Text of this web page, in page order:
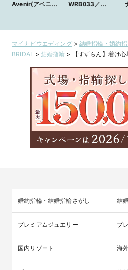
Avenir(アベニー
WRB033／
マイナビウエディング>結婚指輪・婚約
BRIDAL > 結婚指輪 > 【すずらん】着け
婚約指輪・結婚指輪さがし 結
プレミアムジュエリー プ
国内リゾート 海